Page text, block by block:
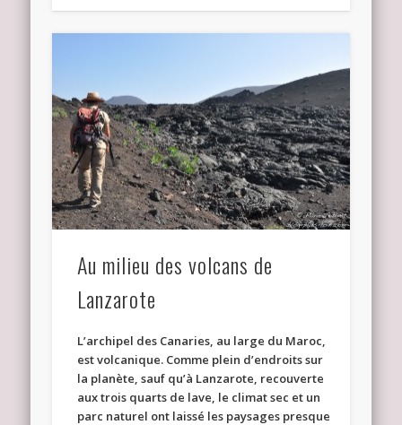
Au milieu des volcans de
Lanzarote
L’archipel des Canaries, au large du Maroc,
est volcanique. Comme plein d’endroits sur
la planète, sauf qu’à Lanzarote, recouverte
aux trois quarts de lave, le climat sec et un
parc naturel ont laissé les paysages presque